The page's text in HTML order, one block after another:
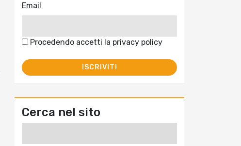
Email
Procedendo accetti la privacy policy
Cerca nel sito